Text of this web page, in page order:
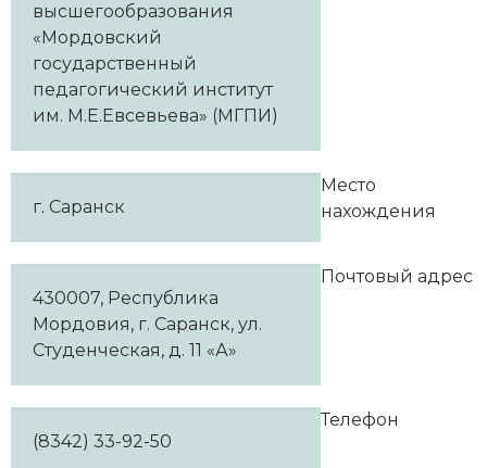
высшегообразования
«Мордовский
государственный
педагогический институт
им. М.Е.Евсевьева» (МГПИ)
г. Саранск
Место
нахождения
430007, Республика
Мордовия, г. Саранск, ул.
Студенческая, д. 11 «А»
Почтовый адрес
(8342) 33-92-50
Телефон